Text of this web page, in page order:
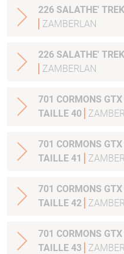
226 SALATHE'
ZAMBERLAN
226 SALATHE'
ZAMBERLAN
701 CORMONS
TAILLE 40
701 CORMONS
TAILLE 41
701 CORMONS
TAILLE 42
701 CORMONS
TAILLE 43